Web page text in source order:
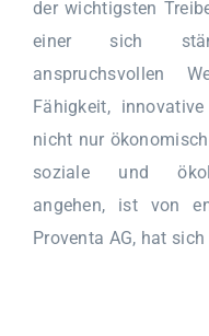
der wichtigsten
einer sich
anspruchsvollen
Fähigkeit,
nicht nur
soziale und
angehen, ist von
Proventa AG, hat